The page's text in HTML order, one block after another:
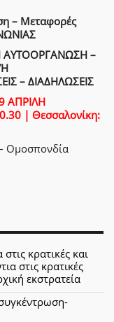
– Μεταφορές
ΑΥΤΟΟΡΓΑΝΩΣΗ –
– ΔΙΑΔΗΛΩΣΕΙΣ
ΑΠΡΙΛΗ
| Θεσσαλονίκη:
Ομοσπονδία
κρατικές και
στις κρατικές
εκστρατεία